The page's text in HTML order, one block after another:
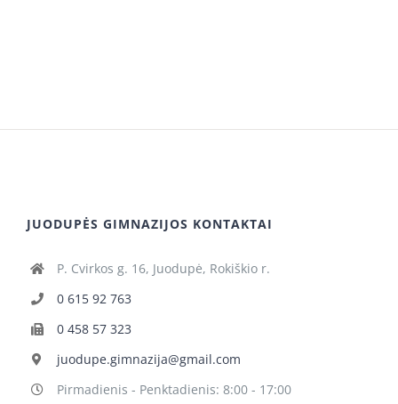
JUODUPĖS GIMNAZIJOS KONTAKTAI
P. Cvirkos g. 16, Juodupė, Rokiškio r.
0 615 92 763
0 458 57 323
juodupe.gimnazija@gmail.com
Pirmadienis - Penktadienis: 8:00 - 17:00